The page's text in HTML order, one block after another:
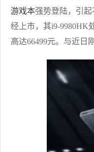
游戏本强势登陆，引
经上市，其i9-9980HK
高达66499元。与近日